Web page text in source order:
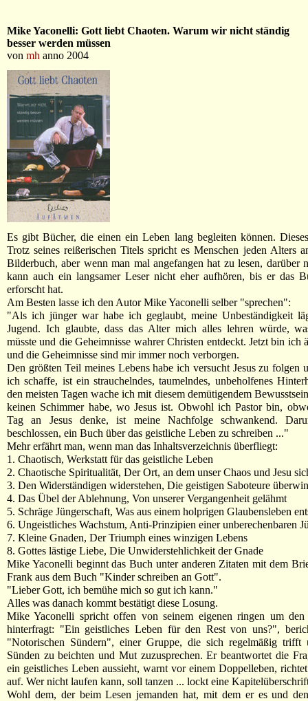
Mike Yaconelli: Gott liebt Chaoten. Warum wir nicht ständig
besser werden müssen
von mh anno 2004
Es gibt Bücher, die einen ein Leben lang begleiten können.
Trotz seines reißerischen Titels spricht es Menschen jeden Alters
Bilderbuch, aber wenn man mal angefangen hat zu lesen, darüber
kann auch ein langsamer Leser nicht eher aufhören, bis er das
erforscht hat.
Am Besten lasse ich den Autor Mike Yaconelli selber "sprechen":
"Als ich jünger war habe ich geglaubt, meine Unbeständigkeit
Jugend. Ich glaubte, dass das Alter mich alles lehren würde,
müsste und die Geheimnisse wahrer Christen entdeckt. Jetzt bin ich
und die Geheimnisse sind mir immer noch verborgen.
Den größten Teil meines Lebens habe ich versucht Jesus zu folgen
ich schaffe, ist ein strauchelndes, taumelndes, unbeholfenes
den meisten Tagen wache ich mit diesem demütigendem
keinen Schimmer habe, wo Jesus ist. Obwohl ich Pastor bin,
Tag an Jesus denke, ist meine Nachfolge schwankend.
beschlossen, ein Buch über das geistliche Leben zu schreiben ..."
Mehr erfährt man, wenn man das Inhaltsverzeichnis überfliegt:
1. Chaotisch, Werkstatt für das geistliche Leben
2. Chaotische Spiritualität, Der Ort, an dem unser Chaos und Jesu
3. Den Widerständigen widerstehen, Die geistigen Saboteure
4. Das Übel der Ablehnung, Von unserer Vergangenheit gelähmt
5. Schräge Jüngerschaft, Was aus einem holprigen Glaubensleben
6. Ungeistliches Wachstum, Anti-Prinzipien einer unberechenbaren
7. Kleine Gnaden, Der Triumph eines winzigen Lebens
8. Gottes lästige Liebe, Die Unwiderstehlichkeit der Gnade
Mike Yaconelli beginnt das Buch unter anderen Zitaten mit dem
Frank aus dem Buch "Kinder schreiben an Gott".
"Lieber Gott, ich bemühe mich so gut ich kann."
Alles was danach kommt bestätigt diese Losung.
Mike Yaconelli spricht offen von seinem eigenen ringen um
hinterfragt: "Ein geistliches Leben für den Rest von uns?",
"Notorischen Sündern", einer Gruppe, die sich regelmäßig trifft
Sünden zu beichten und Mut zuzusprechen. Er beantwortet die
ein geistliches Leben aussieht, warnt vor einem Doppelleben,
auf. Wer nicht laufen kann, soll tanzen ... lockt eine
Wohl dem, der beim Lesen jemanden hat, mit dem er es und